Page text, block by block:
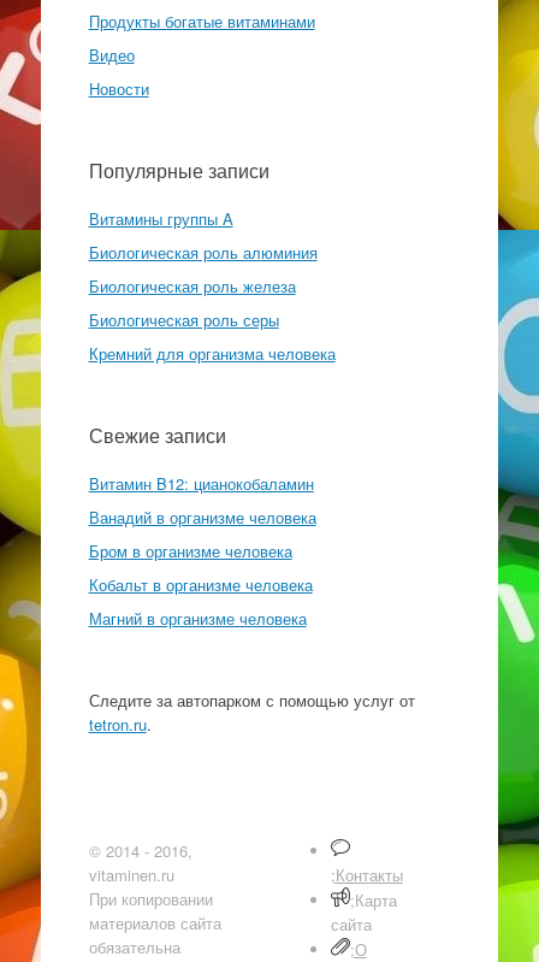
Продукты богатые витаминами
Видео
Новости
Популярные записи
Витамины группы A
Биологическая роль алюминия
Биологическая роль железа
Биологическая роль серы
Кремний для организма человека
Свежие записи
Витамин B12: цианокобаламин
Ванадий в организме человека
Бром в организме человека
Кобальт в организме человека
Магний в организме человека
Следите за автопарком с помощью услуг от
tetron.ru.
© 2014 - 2016,
vitaminen.ru
При копировании
материалов сайта
обязательна
;Контакты
;Карта
сайта
;О